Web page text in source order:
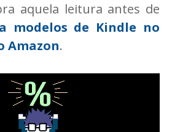
aquela leitura antes de
modelos de Kindle no
Amazon.